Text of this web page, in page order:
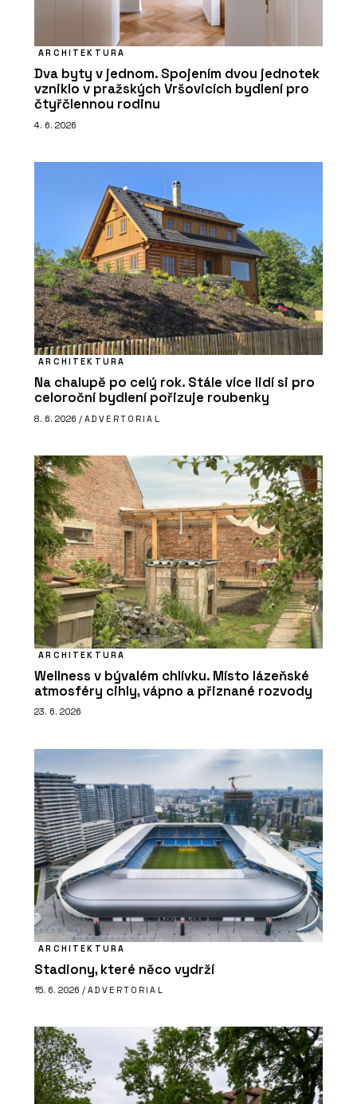
ARCHITEKTURA
Dva byty v jednom. Spojením dvou jednotek
vzniklo v pražských Vršovicích bydlení pro
čtyřčlennou rodinu
4. 6. 2026
ARCHITEKTURA
Na chalupě po celý rok. Stále více lidí si pro
celoroční bydlení pořizuje roubenky
8. 6. 2026 / ADVERTORIAL
ARCHITEKTURA
Wellness v bývalém chlívku. Místo lázeňské
atmosféry cihly, vápno a přiznané rozvody
23. 6. 2026
ARCHITEKTURA
Stadiony, které něco vydrží
15. 6. 2026 / ADVERTORIAL